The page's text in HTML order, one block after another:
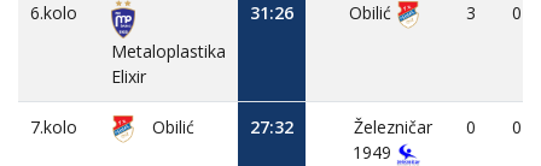
6.kolo
Metaloplastika
Elixir
31:26 Obilić 3 0
7.kolo Obilić 27:32
Železničar
1949
0 0